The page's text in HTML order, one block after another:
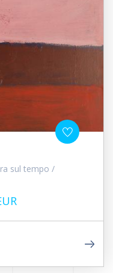
sul tempo /